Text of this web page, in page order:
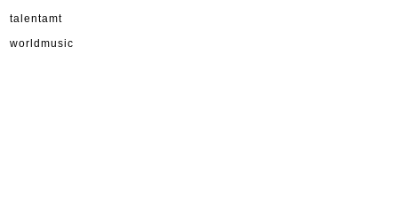
talentamt
worldmusic